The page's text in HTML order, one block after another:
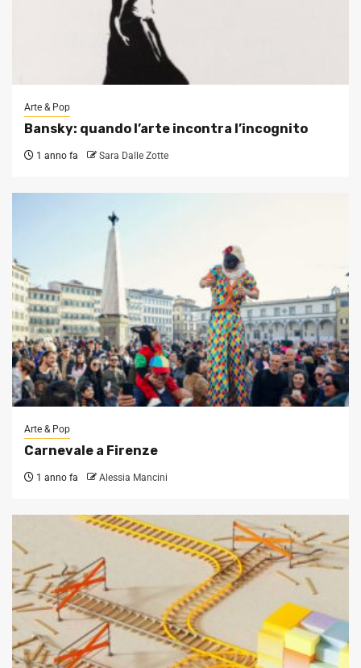
Arte & Pop
Bansky: quando l’arte incontra l’incognito
1 anno fa Sara Dalle Zotte
Arte & Pop
Carnevale a Firenze
1 anno fa Alessia Mancini